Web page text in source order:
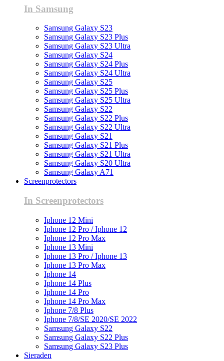
In Samsung
Samsung Galaxy S23
Samsung Galaxy S23 Plus
Samsung Galaxy S23 Ultra
Samsung Galaxy S24
Samsung Galaxy S24 Plus
Samsung Galaxy S24 Ultra
Samsung Galaxy S25
Samsung Galaxy S25 Plus
Samsung Galaxy S25 Ultra
Samsung Galaxy S22
Samsung Galaxy S22 Plus
Samsung Galaxy S22 Ultra
Samsung Galaxy S21
Samsung Galaxy S21 Plus
Samsung Galaxy S21 Ultra
Samsung Galaxy S20 Ultra
Samsung Galaxy A71
Screenprotectors
In Screenprotectors
Iphone 12 Mini
Iphone 12 Pro / Iphone 12
Iphone 12 Pro Max
Iphone 13 Mini
Iphone 13 Pro / Iphone 13
Iphone 13 Pro Max
Iphone 14
Iphone 14 Plus
Iphone 14 Pro
Iphone 14 Pro Max
Iphone 7/8 Plus
Iphone 7/8/SE 2020/SE 2022
Samsung Galaxy S22
Samsung Galaxy S22 Plus
Samsung Galaxy S23 Plus
Sieraden